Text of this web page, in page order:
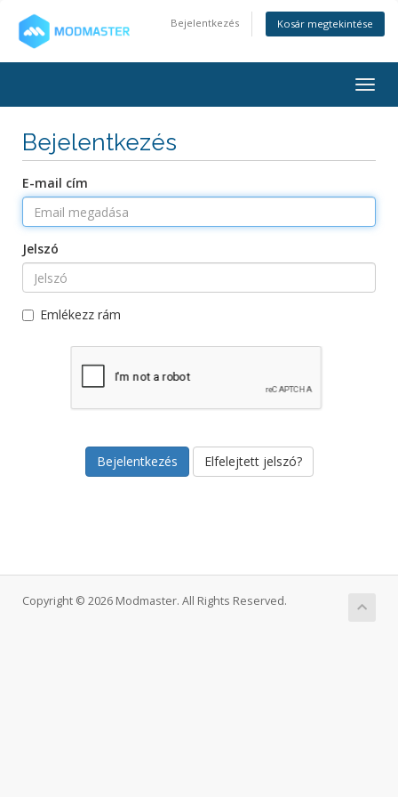
Bejelentkezés Kosár megtekintése
Bejelentkezés
E-mail cím
Jelszó
Emlékezz rám
Elfelejtett jelszó?
Copyright © 2026 Modmaster. All Rights Reserved.